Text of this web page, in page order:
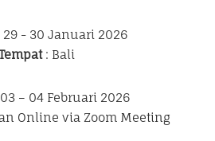
- 30 Januari 2026
: Bali
– 04 Februari 2026
Online via Zoom Meeting